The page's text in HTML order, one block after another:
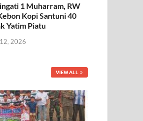
1 Muharram, RW
Kopi Santuni 40
Yatim Piatu
2026
VIEW ALL